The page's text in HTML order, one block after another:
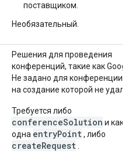
поставщиком.
Необязательный.
Решения для проведения
конференций, такие как
Не задано для конференции,
на создание которой не
Требуется либо
conferenceSolution и как
одна entryPoint, либо
createRequest